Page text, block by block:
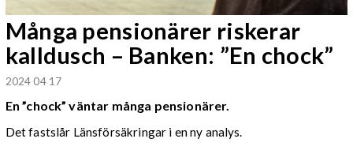
Många pensionärer riskerar
kalldusch – Banken: ”En chock”
2024 04 17
En ”chock” väntar många pensionärer.
Det fastslår Länsförsäkringar i en ny analys.